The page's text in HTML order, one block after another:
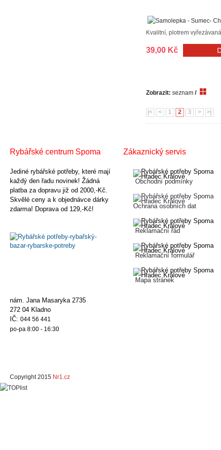
Kvalitní, plotrem
39,00 Kč
Zobrazit: seznam /
|< < 1 2 3 > >|
Rybářské centrum Spoma
Jediné rybářské potřeby, které mají
každý den řadu novinek! Žádná
platba za dopravu již od 2000,-Kč.
Skvělé ceny a k objednávce dárky
zdarma! Doprava od 129,-Kč!
Zákaznický servis
Obchodní podmínky
Ochrana osobních dat
Reklamační řád
Reklamační formulář
Mapa stránek
nám. Jana Masaryka 2735
272 04 Kladno
IČ: 044 56 441
po-pa 8:00 - 16:30
Copyright 2015 Nr1.cz